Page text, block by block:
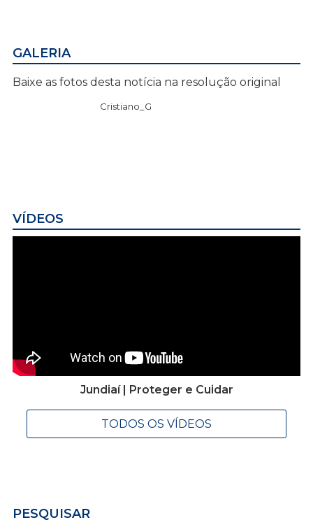
GALERIA
Baixe as fotos desta notícia na resolução original
Cristiano_G
VÍDEOS
Jundiaí | Proteger e Cuidar
TODOS OS VÍDEOS
PESQUISAR